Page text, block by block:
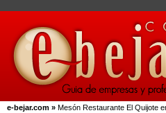
e-bejar.com » Mesón Restaurante El Quijote